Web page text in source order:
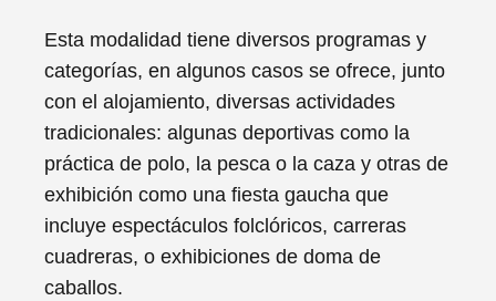
Esta modalidad tiene diversos programas y
categorías, en algunos casos se ofrece, junto
con el alojamiento, diversas actividades
tradicionales: algunas deportivas como la
práctica de polo, la pesca o la caza y otras de
exhibición como una fiesta gaucha que
incluye espectáculos folclóricos, carreras
cuadreras, o exhibiciones de doma de
caballos.